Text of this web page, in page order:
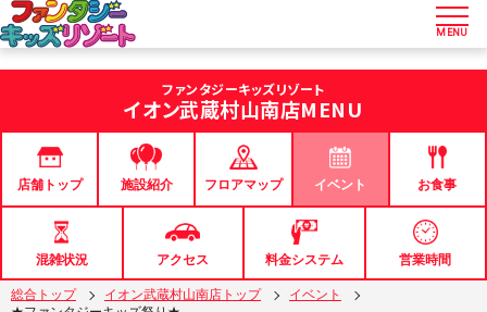
MENU
ファンタジーキッズリゾート
イオン武蔵村山南店MENU
店舗トップ 施設紹介 フロアマップ イベント お食事
混雑状況 アクセス 料金システム 営業時間
総合トップ イオン武蔵村山南店トップ
イベント